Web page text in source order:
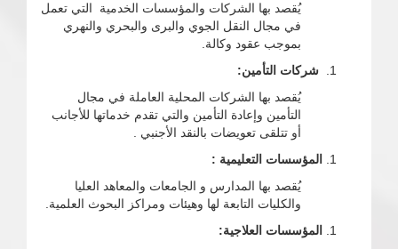
يُقصد بها الشركات والمؤسسات الخدمية التي تعمل
في مجال النقل الجوي والبرى والبحري والنهري
بموجب عقود وكالة.
شركات التأمين:
يُقصد بها الشركات المحلية العاملة في مجال
التأمين وإعادة التأمين والتي تقدم خدماتها للأجانب
أو تتلقى تعويضات بالنقد الأجنبي .
المؤسسات التعليمية :
يُقصد بها المدارس و الجامعات والمعاهد العليا
والكليات التابعة لها وهيئات ومراكز البحوث العلمية.
المؤسسات العلاجية: